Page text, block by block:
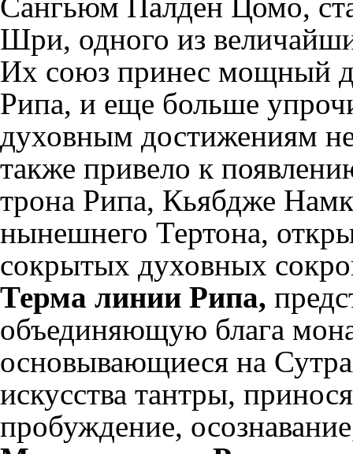
Шри, одного из
Их союз принес мощный
Рипа, и еще больше
духовным достижениям
также привело к
трона Рипа, Кьябдже
нынешнего Тертона,
сокрытых духовных
Терма линии Рипа,
объединяющую блага
основывающиеся на
искусства тантры,
пробуждение,